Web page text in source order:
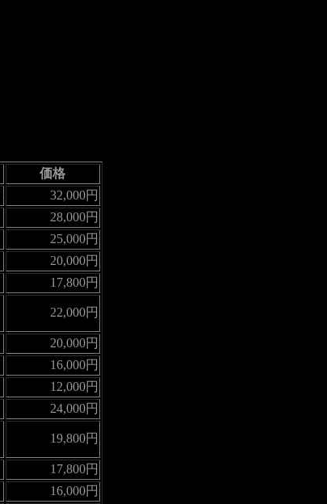
価格
32,000円
28,000円
25,000円
20,000円
17,800円
22,000円
20,000円
16,000円
12,000円
24,000円
19,800円
17,800円
16,000円